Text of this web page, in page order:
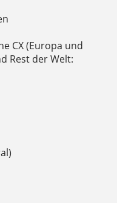
CX (Europa und
Rest der Welt: